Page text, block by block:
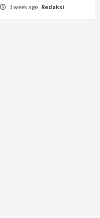
1 week ago Redaksi